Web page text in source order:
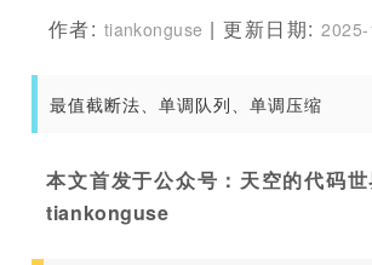
作者: tiankonguse | 更新日期:
最值截断法、单调队列、单调压缩
本文首发于公众号：天空的代码世
tiankonguse